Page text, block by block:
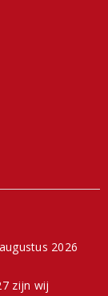
2026
zijn wij